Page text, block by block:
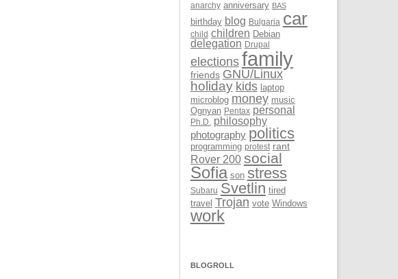
anarchy anniversary BAS
birthday blog Bulgaria car
child children Debian
delegation Drupal
elections family
friends GNU/Linux
holiday kids laptop
microblog money music
Ognyan Pentax personal
Ph.D. philosophy
photography politics
programming protest rant
Rover 200 social
Sofia son stress
Subaru Svetlin tired
travel Trojan vote Windows
work
BLOGROLL